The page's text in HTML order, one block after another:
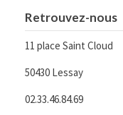
Retrouvez-nous
11 place Saint Cloud
50430 Lessay
02.33.46.84.69